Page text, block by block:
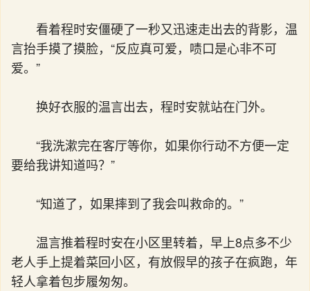
看着程时安僵硬了一秒又迅速走出去的背影，温
言抬手摸了摸脸，“反应真可爱，啧口是心非不可
爱。”
换好衣服的温言出去，程时安就站在门外。
“我洗漱完在客厅等你，如果你行动不方便一定
要给我讲知道吗？”
“知道了，如果摔到了我会叫救命的。”
温言推着程时安在小区里转着，早上8点多不少
老人手上提着菜回小区，有放假早的孩子在疯跑，年
轻人拿着包步履匆匆。